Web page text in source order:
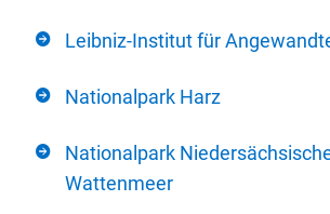
Leibniz-Institut für
Nationalpark Harz
Nationalpark
Wattenmeer